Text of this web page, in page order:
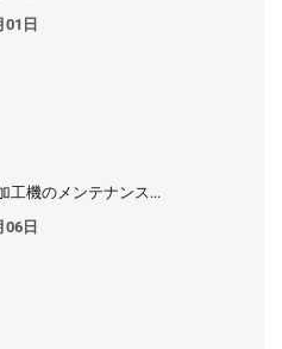
01日
工機のメンテナンス...
06日